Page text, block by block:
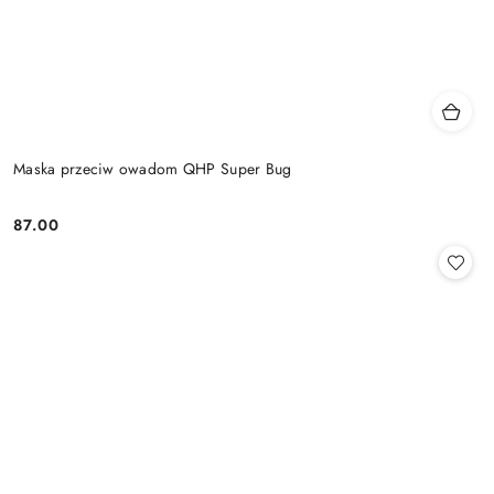
Maska przeciw owadom QHP Super Bug
Cena:
87.00